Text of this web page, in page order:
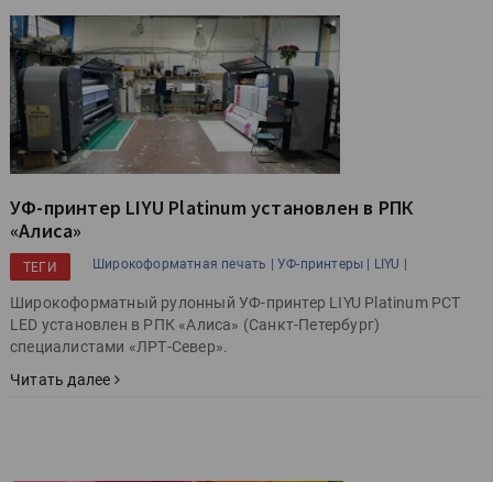
УФ-принтер LIYU Platinum установлен в РПК
«Алиса»
ТЕГИ Широкоформатная печать | УФ-принтеры | LIYU |
Широкоформатный рулонный УФ-принтер LIYU Platinum PCT
LED установлен в РПК «Алиса» (Санкт-Петербург)
специалистами «ЛРТ-Север».
Читать далее